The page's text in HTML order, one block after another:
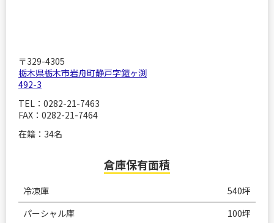
〒329-4305
栃木県栃木市岩舟町静戸字鎧ヶ渕
492-3
TEL：0282-21-7463
FAX：0282-21-7464
在籍：34名
倉庫保有面積
冷凍庫
540坪
パーシャル庫
100坪